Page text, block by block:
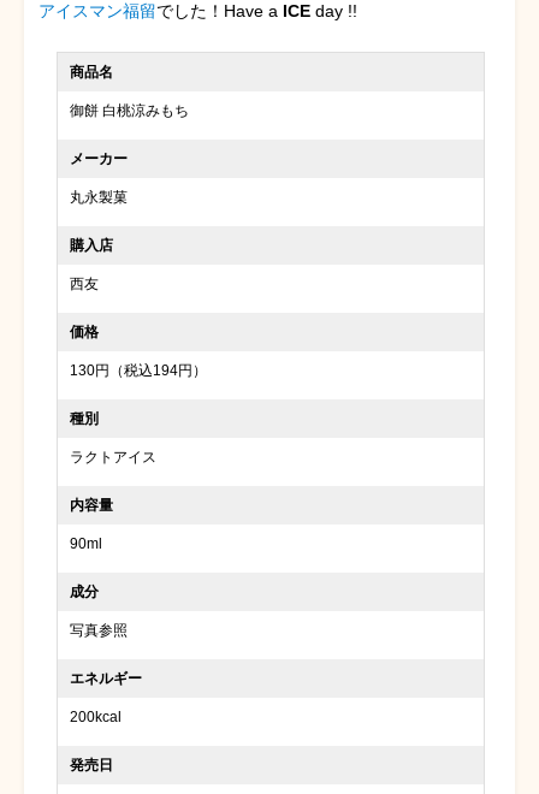
アイスマン福留でした！Have a ICE day !!
商品名
御餅 白桃涼みもち
メーカー
丸永製菓
購入店
西友
価格
130円（税込194円）
種別
ラクトアイス
内容量
90ml
成分
写真参照
エネルギー
200kcal
発売日